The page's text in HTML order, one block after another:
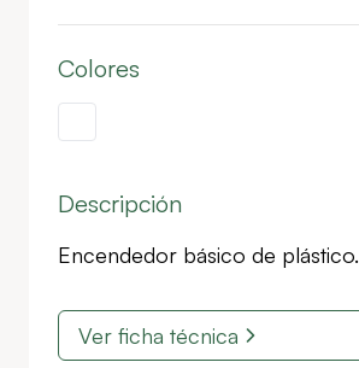
Colores
Descripción
Encendedor básico de plástico.
Ver ficha técnica